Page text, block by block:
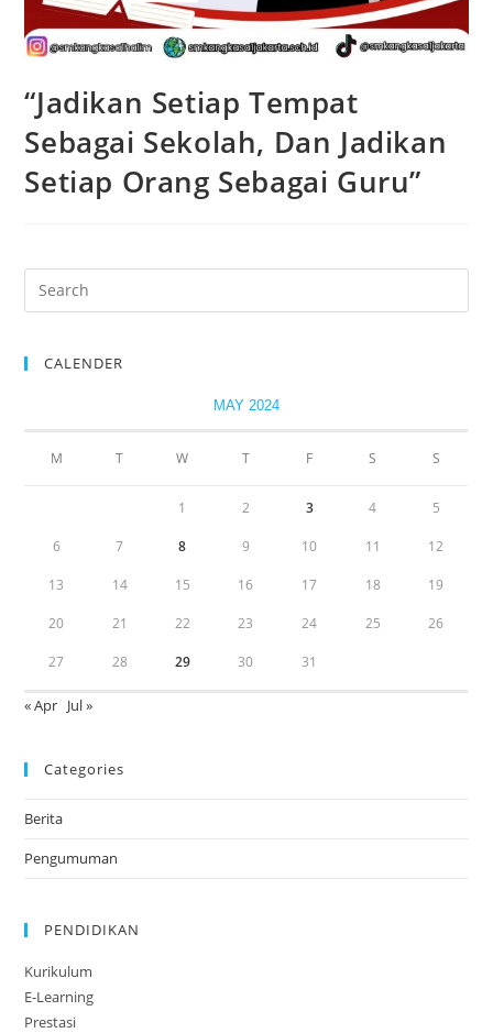
“Jadikan Setiap Tempat
Sebagai Sekolah, Dan Jadikan
Setiap Orang Sebagai Guru”
CALENDER
MAY 2024
M T W T F S S
1 2 3 4 5
6 7 8 9 10 11 12
13 14 15 16 17 18 19
20 21 22 23 24 25 26
27 28 29 30 31
« Apr Jul »
Categories
Berita
Pengumuman
PENDIDIKAN
Kurikulum
E-Learning
Prestasi